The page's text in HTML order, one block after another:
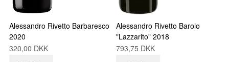
Alessandro Rivetto Barbaresco
2020
320,00 DKK
Alessandro Rivetto Barolo
"Lazzarito" 2018
793,75 DKK